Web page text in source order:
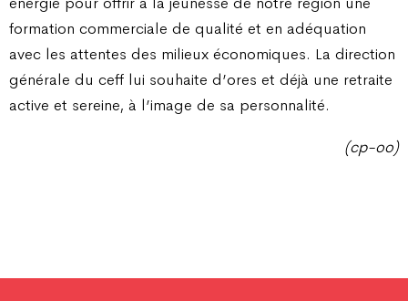
formation commerciale de qualité et en adéquation
avec les attentes des milieux économiques. La direction
générale du ceff lui souhaite d’ores et déjà une retraite
active et sereine, à l’image de sa personnalité.
(cp-oo)